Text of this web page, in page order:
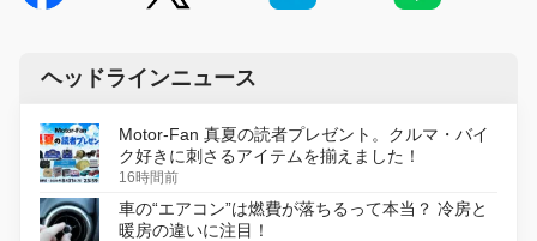
ヘッドラインニュース
Motor-Fan 真夏の読者プレゼント。クルマ・バイ
ク好きに刺さるアイテムを揃えました！
16時間前
車の“エアコン”は燃費が落ちるって本当？ 冷房と
暖房の違いに注目！